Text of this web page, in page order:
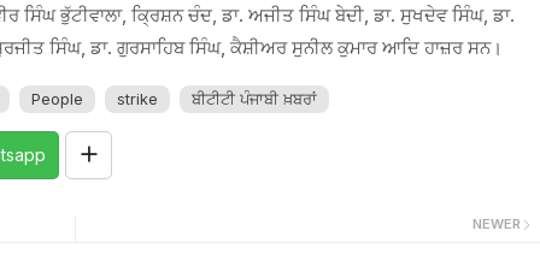
ਭੁੱਟੀਵਾਲਾ, ਕ੍ਰਿਸ਼ਨ ਚੰਦ, ਡਾ. ਅਜੀਤ ਸਿੰਘ ਬੇਦੀ, ਡਾ. ਸੁਖਦੇਵ ਸਿੰਘ, ਡਾ.
ਸਿੰਘ, ਡਾ. ਗੁਰਸਾਹਿਬ ਸਿੰਘ, ਕੈਸ਼ੀਅਰ ਸੁਨੀਲ ਕੁਮਾਰ ਆਦਿ ਹਾਜ਼ਰ ਸਨ।
People strike ਬੀਟੀਟੀ ਪੰਜਾਬੀ ਖ਼ਬਰਾਂ
NEWER